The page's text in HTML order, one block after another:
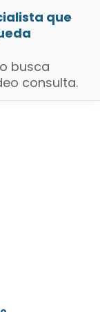
que
busca
consulta.